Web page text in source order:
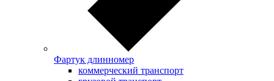
Фартук длинномер
коммерческий транспорт